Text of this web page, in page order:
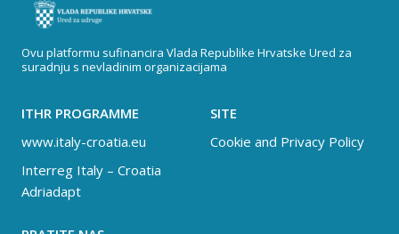
Ovu platformu sufinancira Vlada Republike Hrvatske Ured za
suradnju s nevladinim organizacijama
ITHR PROGRAMME
www.italy-croatia.eu
Interreg Italy – Croatia
Adriadapt
SITE
Cookie and Privacy Policy